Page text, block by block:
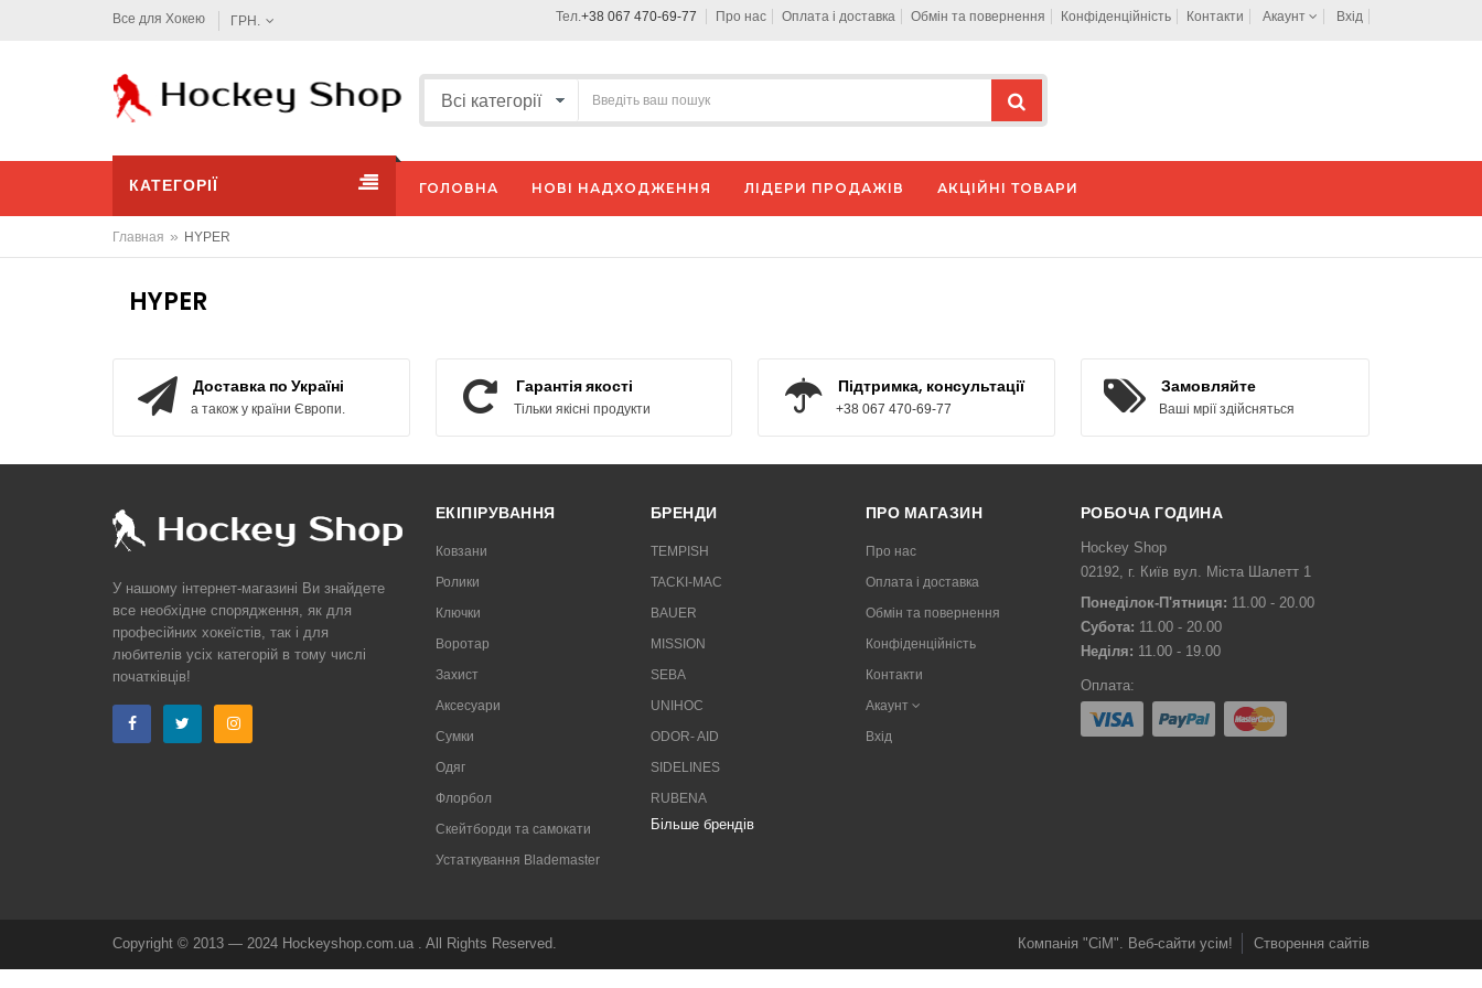
Все для Хокею ГРН. Тел.+38 067 470-69-77 Про нас Оплата і доставка Обмін та повернення Конфіденційність Контакти Акаунт Вхід
КАТЕГОРІЇ ГОЛОВНА НОВІ НАДХОДЖЕННЯ ЛІДЕРИ ПРОДАЖІВ АКЦІЙНІ ТОВАРИ
Главная » HYPER
HYPER
Доставка по Україні
а також у країни Європи.
Гарантія якості
Тільки якісні продукти
Підтримка, консультації
+38 067 470-69-77
Замовляйте
Ваші мрії здійсняться
У нашому інтернет-магазині Ви знайдете
все необхідне спорядження, як для
професійних хокеїстів, так і для
любителів усіх категорій в тому числі
початківців!
ЕКІПІРУВАННЯ
Ковзани
Ролики
Ключки
Воротар
Захист
Аксесуари
Сумки
Одяг
Флорбол
Скейтборди та самокати
Устаткування Blademaster
БРЕНДИ
TEMPISH
TACKI-MAC
BAUER
MISSION
SEBA
UNIHOC
ODOR- AID
SIDELINES
RUBENA
Більше брендів
ПРО МАГАЗИН
Про нас
Оплата і доставка
Обмін та повернення
Конфіденційність
Контакти
Акаунт
Вхід
РОБОЧА ГОДИНА
Hockey Shop
02192, г. Київ вул. Міста Шалетт 1
Понеділок-П'ятниця: 11.00 - 20.00
Субота: 11.00 - 20.00
Неділя: 11.00 - 19.00
Оплата:
Copyright © 2013 — 2024 Hockeyshop.com.ua . All Rights Reserved. Компанія "СіМ". Веб-сайти усім! Створення сайтів